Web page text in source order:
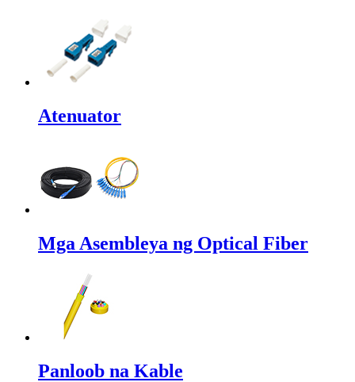
Atenuator
Mga Asembleya ng Optical Fiber
Panloob na Kable